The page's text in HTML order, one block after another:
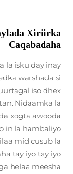
Xiriirka
Caqabadaha
la isku day inay
warshada si
iso dhex
Nidaamka la
xogta awooda
in la hambaliyo
mid cusub la
tay iyo tay iyo
helaa meesha